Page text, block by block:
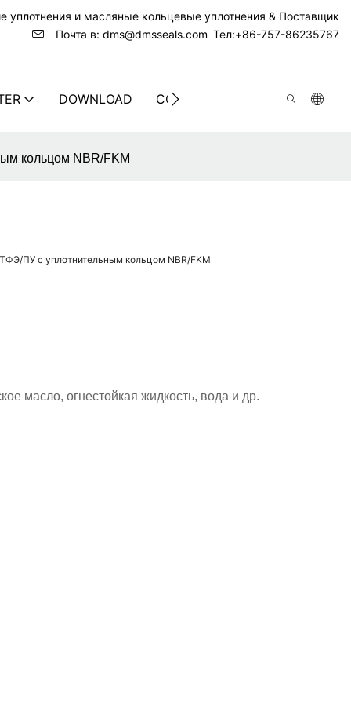
уплотнения и масляные кольцевые уплотнения & Поставщик
Почта в: dms@dmsseals.com Тел:+86-757-86235767
DOWNLOAD CONTACT US
кольцом NBR/FKM
ПУ с уплотнительным кольцом NBR/FKM
масло, огнестойкая жидкость, вода и др.